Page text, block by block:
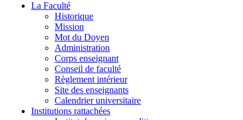
La Faculté
Historique
Mission
Mot du Doyen
Administration
Corps enseignant
Conseil de faculté
Règlement intérieur
Site des enseignants
Calendrier universitaire
Institutions rattachées